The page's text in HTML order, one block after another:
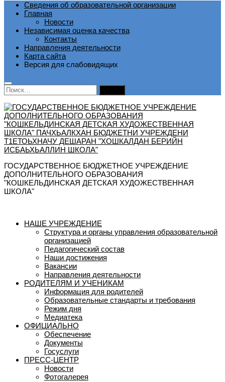
Сведения об образовательной организации
Главная
Новости
Независимая оценка качества
Контакты
Направления деятельности
Карта сайта
Версия для слабовидящих
Найти:
ГОСУДАРСТВЕННОЕ БЮДЖЕТНОЕ УЧРЕЖДЕНИЕ
ДОПОЛНИТЕЛЬНОГО ОБРАЗОВАНИЯ
"КОШКЕЛЬДИНСКАЯ ДЕТСКАЯ ХУДОЖЕСТВЕННАЯ
ШКОЛА"
НАШЕ УЧРЕЖДЕНИЕ
Структура и органы управления образовательной
организацией
Педагогический состав
Наши достижения
Вакансии
Направления деятельности
РОДИТЕЛЯМ И УЧЕНИКАМ
Информация для родителей
Образовательные стандарты и требования
Режим дня
Медиатека
ОФИЦИАЛЬНО
Обеспечение
Документы
Госуслуги
ПРЕСС-ЦЕНТР
Новости
Фотогалерея